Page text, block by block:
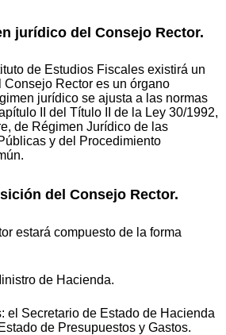
jurídico del Consejo Rector.
de Estudios Fiscales existirá un
Consejo Rector es un órgano
jurídico se ajusta a las normas
II del Título II de la Ley 30/1992,
de Régimen Jurídico de las
y del Procedimiento
del Consejo Rector.
estará compuesto de la forma
de Hacienda.
el Secretario de Estado de Hacienda
de Presupuestos y Gastos.